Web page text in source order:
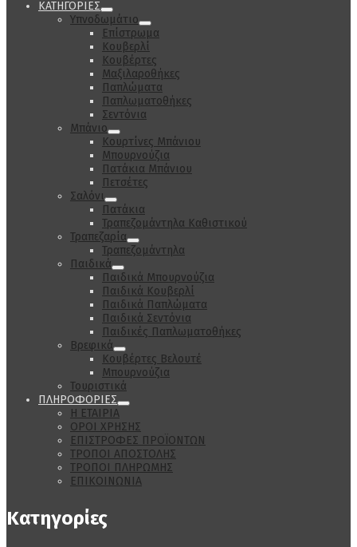
ΚΑΤΗΓΟΡΙΕΣ
Υπνοδωμάτιο
Επίστρωμα
Κουβερλί
Κουβέρτες
Μαξιλαροθήκες
Παπλώματα
Παπλωματοθήκες
Σεντόνια
Μπάνιο
Κουρτίνες Μπάνιου
Μπουρνούζια
Πατάκια Μπάνιου
Πετσέτες
Σαλόνι
Πατάκια
Τραπεζομάντηλα Καθιστικού
Τραπεζαρία
Τραπεζομάντηλα
Παιδικά
Παιδικά Μπουρνούζια
Παιδικά Κουβερλί
Παιδικά Παπλώματα
Παιδικά Σεντόνια
Παιδικές Παπλωματοθήκες
Βρεφικά
Κουβέρτες Βελουτέ
Μπουρνούζια
Τουριστικά
ΠΛΗΡΟΦΟΡΙΕΣ
Η ΕΤΑΙΡΙΑ
ΟΡΟΙ ΧΡΗΣΗΣ
ΕΠΙΣΤΡΟΦΕΣ ΠΡΟΪΟΝΤΩΝ
ΤΡΟΠΟΙ ΑΠΟΣΤΟΛΗΣ
ΤΡΟΠΟΙ ΠΛΗΡΩΜΗΣ
ΕΠΙΚΟΙΝΩΝΙΑ
Κατηγορίες